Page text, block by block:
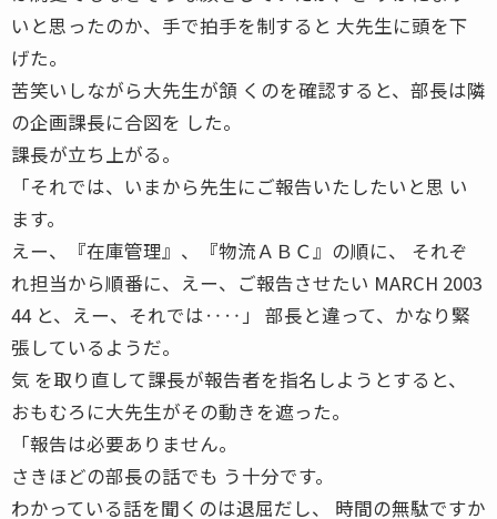
いと思ったのか、手で拍手を制すると 大先生に頭を下
げた。
苦笑いしながら大先生が頷 くのを確認すると、部長は隣
の企画課長に合図を した。
課長が立ち上がる。
「それでは、いまから先生にご報告いたしたいと思 い
ます。
えー、『在庫管理』、『物流ＡＢＣ』の順に、 それぞ
れ担当から順番に、えー、ご報告させたい MARCH 2003
44 と、えー、それでは‥‥」 部長と違って、かなり緊
張しているようだ。
気 を取り直して課長が報告者を指名しようとすると、
おもむろに大先生がその動きを遮った。
「報告は必要ありません。
さきほどの部長の話でも う十分です。
わかっている話を聞くのは退屈だし、 時間の無駄ですか